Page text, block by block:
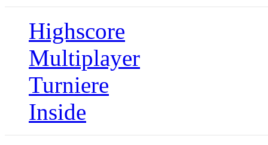
Highscore
Multiplayer
Turniere
Inside